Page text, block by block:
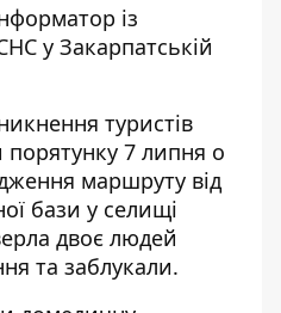
із
у Закарпатській
туристів
7 липня о
маршруту від
бази у селищі
двоє людей
та заблукали.